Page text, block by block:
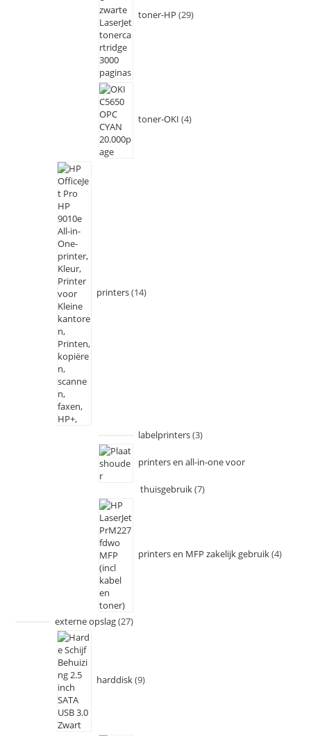
toner-HP 29
toner-OKI 4
printers 14
labelprinters 3
printers en all-in-one voor
thuisgebruik 7
printers en MFP zakelijk gebruik 4
externe opslag 27
harddisk 9